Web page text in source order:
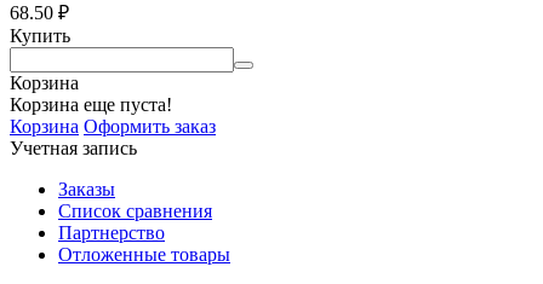
68.50 ₽
Купить
Корзина
Корзина еще пуста!
Корзина Оформить заказ
Учетная запись
Заказы
Список сравнения
Партнерство
Отложенные товары